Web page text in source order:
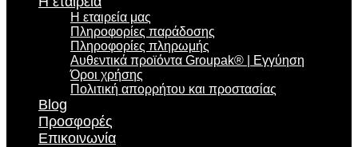
Η εταιρεία μας
Πληροφορίες παράδοσης
Πληροφορίες πληρωμής
Αυθεντικά προϊόντα Groupak® | Εγγύηση
Όροι χρήσης
Πολιτική απορρήτου και προστασίας
Blog
Προσφορές
Επικοινωνία